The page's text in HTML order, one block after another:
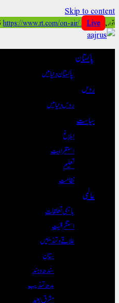
Skip to content
اتوار, April 5 https://www.rt.com/on-air/ Live
پاکستان
پاکستان دنیا میں
روس
روس دنیا میں
سیاست
ابلاغ
استغرابیت
تعلیم
نظامت
عالمی
باہمی تعلقات
استشراقیت
علاقے و تہذیبیں
ستان
سندھ و ہند
بدھ تہذیب
مشرق بعید